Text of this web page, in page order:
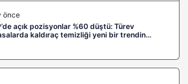
önce
açık pozisyonlar %60 düştü: Türev
kaldıraç temizliği yeni bir trendin